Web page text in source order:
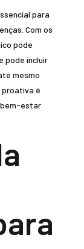
para
Com os
pode
pode incluir
mesmo
proativa é
estar